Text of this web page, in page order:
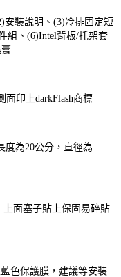
裝說明、(3)冷排固定短
組、(6)Intel背板/托架套
面印上darkFlash商標
度為20公分，直徑為
面塞子貼上保固易碎貼
色保護膜，建議等安裝